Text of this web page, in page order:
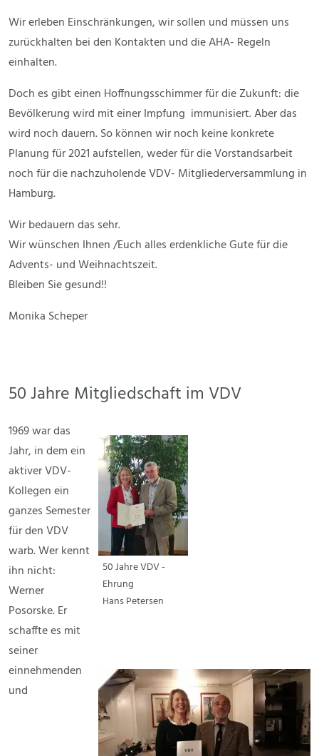
Wir erleben Einschränkungen, wir sollen und müssen uns
zurückhalten bei den Kontakten und die AHA- Regeln
einhalten.
Doch es gibt einen Hoffnungsschimmer für die Zukunft: die
Bevölkerung wird mit einer Impfung immunisiert. Aber das
wird noch dauern. So können wir noch keine konkrete
Planung für 2021 aufstellen, weder für die Vorstandsarbeit
noch für die nachzuholende VDV- Mitgliederversammlung in
Hamburg.
Wir bedauern das sehr.
Wir wünschen Ihnen /Euch alles erdenkliche Gute für die
Advents- und Weihnachtszeit.
Bleiben Sie gesund!!
Monika Scheper
50 Jahre Mitgliedschaft im VDV
50 Jahre VDV -
Ehrung
Hans Petersen
1969 war das
Jahr, in dem ein
aktiver VDV-
Kollegen ein
ganzes Semester
für den VDV
warb. Wer kennt
ihn nicht:
Werner
Posorske. Er
schaffte es mit
seiner
einnehmenden
und